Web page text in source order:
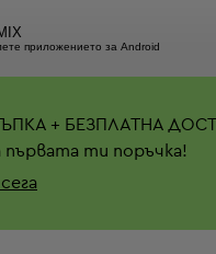
приложението за Android
+ БЕЗПЛАТНА
първата ти поръчка!